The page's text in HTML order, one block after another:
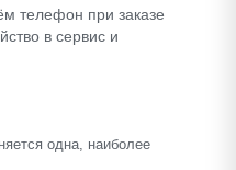
телефон при заказе
в сервис и
одна, наиболее